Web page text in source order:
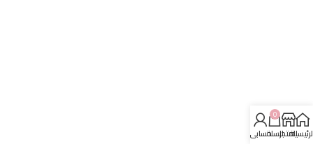
المتجر
0
السلةحسابي